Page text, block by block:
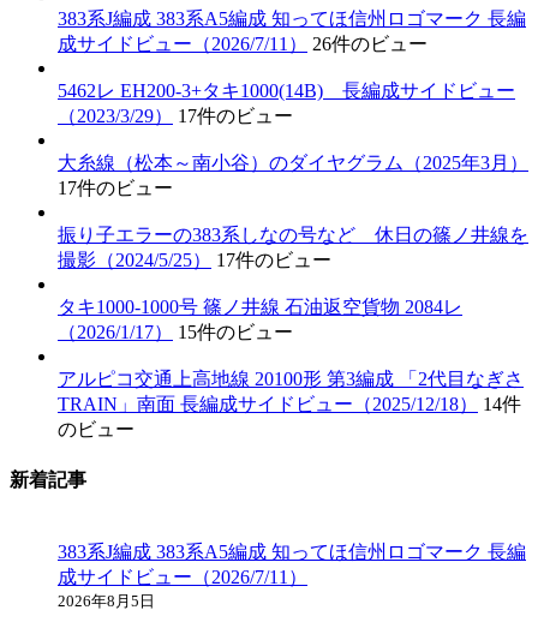
383系J編成 383系A5編成 知ってほ信州ロゴマーク 長編
成サイドビュー（2026/7/11）
26件のビュー
5462レ EH200-3+タキ1000(14B) 長編成サイドビュー
（2023/3/29）
17件のビュー
大糸線（松本～南小谷）のダイヤグラム（2025年3月）
17件のビュー
振り子エラーの383系しなの号など 休日の篠ノ井線を
撮影（2024/5/25）
17件のビュー
タキ1000-1000号 篠ノ井線 石油返空貨物 2084レ
（2026/1/17）
15件のビュー
アルピコ交通上高地線 20100形 第3編成 「2代目なぎさ
TRAIN」南面 長編成サイドビュー（2025/12/18）
14件
のビュー
新着記事
383系J編成 383系A5編成 知ってほ信州ロゴマーク 長編
成サイドビュー（2026/7/11）
2026年8月5日